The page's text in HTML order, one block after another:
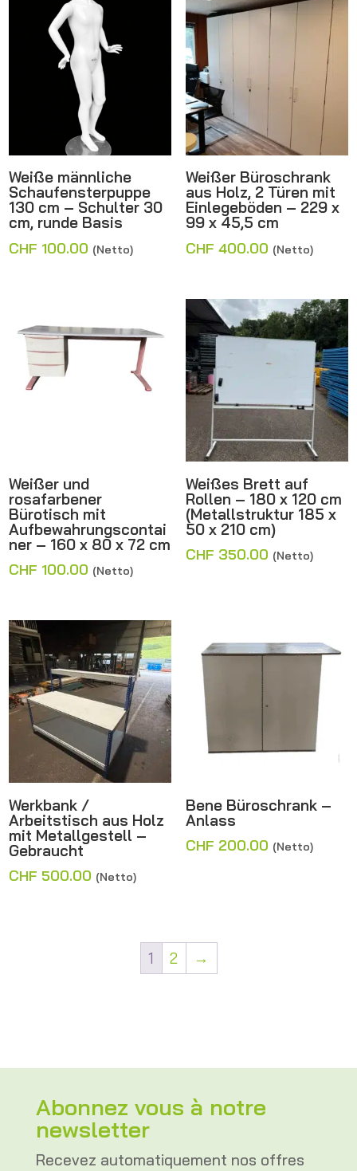
Weiße männliche
Schaufensterpuppe
130 cm – Schulter 30
cm, runde Basis
CHF 100.00 (Netto)
Weißer Büroschrank
aus Holz, 2 Türen mit
Einlegeböden – 229 x
99 x 45,5 cm
CHF 400.00 (Netto)
Weißer und
rosafarbener
Bürotisch mit
Aufbewahrungscontai
ner – 160 x 80 x 72 cm
CHF 100.00 (Netto)
Weißes Brett auf
Rollen – 180 x 120 cm
(Metallstruktur 185 x
50 x 210 cm)
CHF 350.00 (Netto)
Werkbank /
Arbeitstisch aus Holz
mit Metallgestell –
Gebraucht
CHF 500.00 (Netto)
Bene Büroschrank –
Anlass
CHF 200.00 (Netto)
1 2 →
Abonnez vous à notre
newsletter
Recevez automatiquement nos offres